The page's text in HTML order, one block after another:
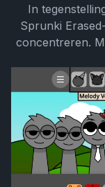
In
Sprunki
concentreren.